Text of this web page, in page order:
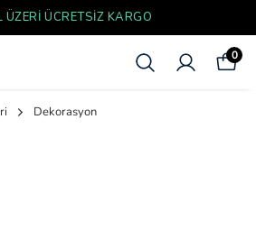
ÜCRETSIZ KARGO
0
Dekorasyon